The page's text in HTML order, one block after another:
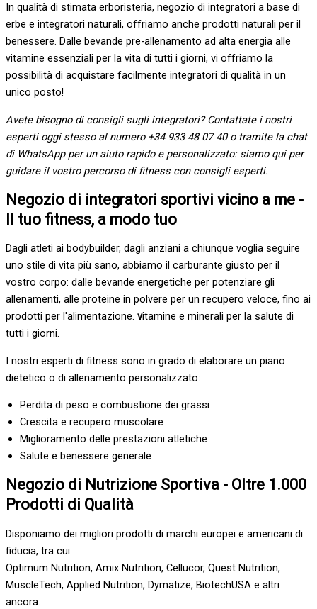
In qualità di stimata erboristeria, negozio di integratori a base di
erbe e integratori naturali, offriamo anche prodotti naturali per il
benessere. Dalle bevande pre-allenamento ad alta energia alle
vitamine essenziali per la vita di tutti i giorni, vi offriamo la
possibilità di acquistare facilmente integratori di qualità in un
unico posto!
Avete bisogno di consigli sugli integratori? Contattate i nostri
esperti oggi stesso al numero +34 933 48 07 40 o tramite la chat
di WhatsApp per un aiuto rapido e personalizzato: siamo qui per
guidare il vostro percorso di fitness con consigli esperti.
Negozio di integratori sportivi vicino a me -
Il tuo fitness, a modo tuo
Dagli atleti ai bodybuilder, dagli anziani a chiunque voglia seguire
uno stile di vita più sano, abbiamo il carburante giusto per il
vostro corpo: dalle bevande energetiche per potenziare gli
allenamenti, alle proteine in polvere per un recupero veloce, fino ai
prodotti per l'alimentazione. vitamine e minerali per la salute di
tutti i giorni.
I nostri esperti di fitness sono in grado di elaborare un piano
dietetico o di allenamento personalizzato:
Perdita di peso e combustione dei grassi
Crescita e recupero muscolare
Miglioramento delle prestazioni atletiche
Salute e benessere generale
Negozio di Nutrizione Sportiva - Oltre 1.000
Prodotti di Qualità
Disponiamo dei migliori prodotti di marchi europei e americani di
fiducia, tra cui:
Optimum Nutrition, Amix Nutrition, Cellucor, Quest Nutrition,
MuscleTech, Applied Nutrition, Dymatize, BiotechUSA e altri
ancora.